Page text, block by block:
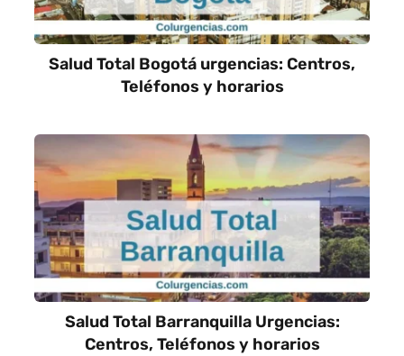
Salud Total Bogotá urgencias: Centros,
Teléfonos y horarios
Salud Total Barranquilla Urgencias:
Centros, Teléfonos y horarios